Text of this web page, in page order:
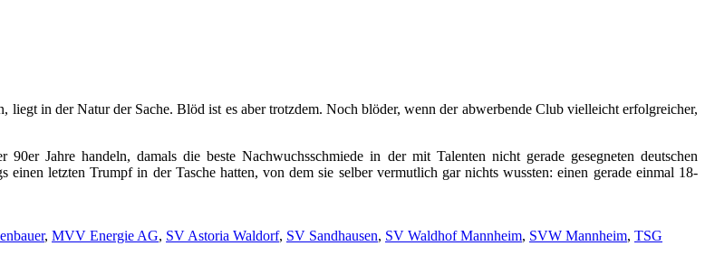
in der Natur der Sache. Blöd ist es aber trotzdem. Noch blöder, wenn der abwerbende Club vielleicht erfolgreicher,
Jahre handeln, damals die beste Nachwuchsschmiede in der mit Talenten nicht gerade gesegneten deutschen
letzten Trumpf in der Tasche hatten, von dem sie selber vermutlich gar nichts wussten: einen gerade einmal 18-
, MVV Energie AG, SV Astoria Waldorf, SV Sandhausen, SV Waldhof Mannheim, SVW Mannheim, TSG